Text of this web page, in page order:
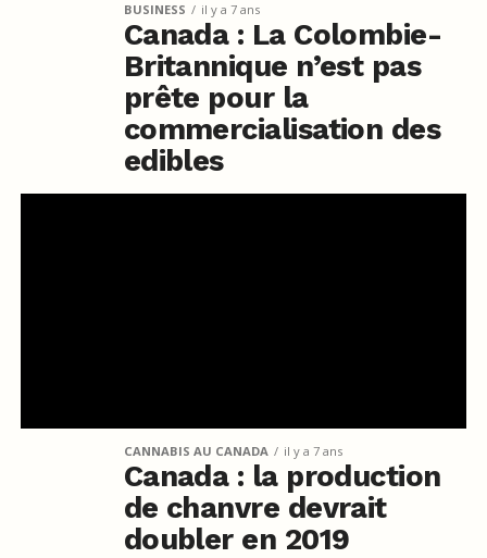
BUSINESS il y a 7 ans
Canada : La Colombie-
Britannique n’est pas
prête pour la
commercialisation des
edibles
CANNABIS AU CANADA il y a 7 ans
Canada : la production
de chanvre devrait
doubler en 2019